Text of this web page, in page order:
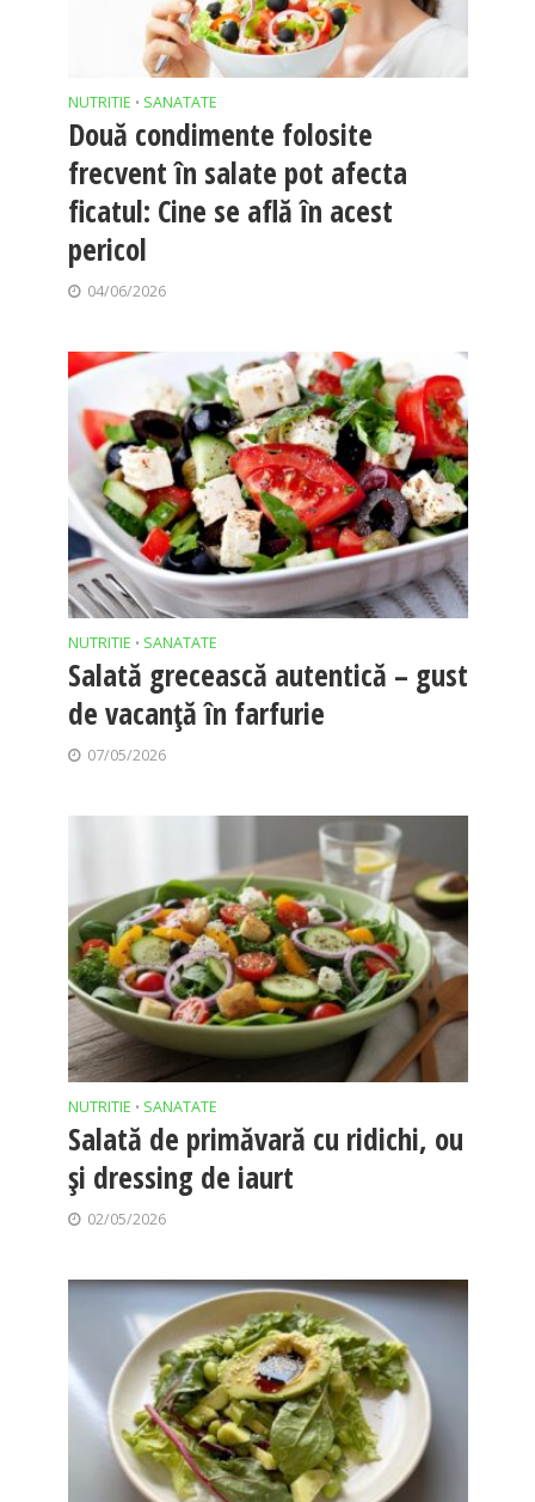
NUTRITIE • SANATATE
Două condimente folosite
frecvent în salate pot afecta
ficatul: Cine se află în acest
pericol
04/06/2026
NUTRITIE • SANATATE
Salată grecească autentică – gust
de vacanță în farfurie
07/05/2026
NUTRITIE • SANATATE
Salată de primăvară cu ridichi, ou
și dressing de iaurt
02/05/2026